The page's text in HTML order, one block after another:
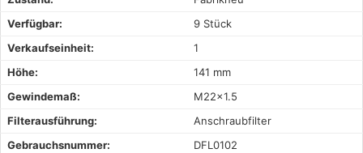
Verfügbar:
9 Stück
Verkaufseinheit:
1
Höhe:
141 mm
Gewindemaß:
M22x1.5
Filterausführung:
Anschraubfilter
Gebrauchsnummer:
DFL0102